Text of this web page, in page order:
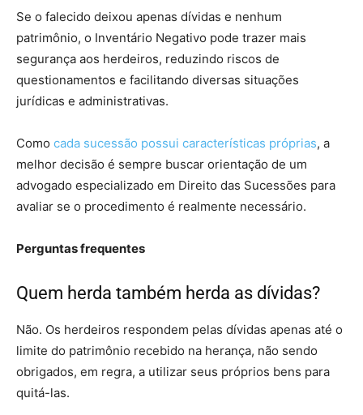
Se o falecido deixou apenas dívidas e nenhum
patrimônio, o Inventário Negativo pode trazer mais
segurança aos herdeiros, reduzindo riscos de
questionamentos e facilitando diversas situações
jurídicas e administrativas.
Como cada sucessão possui características próprias, a
melhor decisão é sempre buscar orientação de um
advogado especializado em Direito das Sucessões para
avaliar se o procedimento é realmente necessário.
Perguntas frequentes
Quem herda também herda as dívidas?
Não. Os herdeiros respondem pelas dívidas apenas até o
limite do patrimônio recebido na herança, não sendo
obrigados, em regra, a utilizar seus próprios bens para
quitá-las.